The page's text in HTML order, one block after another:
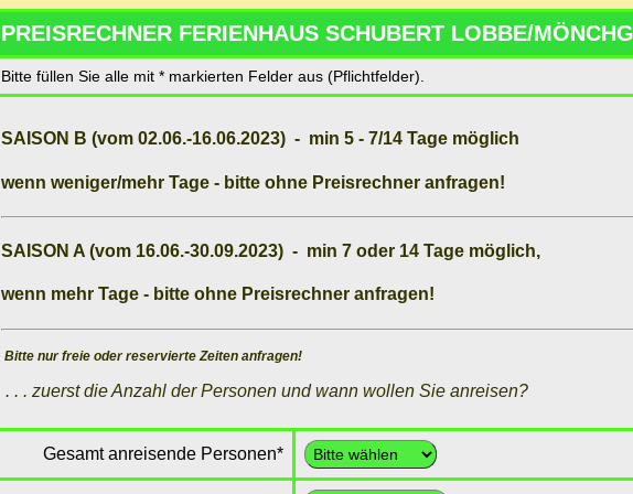
PREISRECHNER FERIENHAUS SCHUBERT LOBBE/
Bitte füllen Sie alle mit * markierten Felder aus (Pflichtfelder).
SAISON B (vom 02.06.-16.06.2023) - min 5 - 7/14 Tage möglich
wenn weniger/mehr Tage - bitte ohne Preisrechner anfragen!
SAISON A (vom 16.06.-30.09.2023) - min 7 oder 14 Tage möglich,
wenn mehr Tage - bitte ohne Preisrechner anfragen!
Bitte nur freie oder reservierte Zeiten anfragen!
. . . zuerst die Anzahl der Personen und wann wollen Sie anreisen?
Gesamt anreisende Personen*